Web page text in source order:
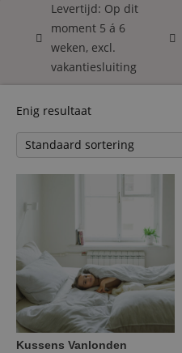
Levertijd: Op dit
moment 5 á 6
weken, excl.
vakantiesluiting
Enig resultaat
Kussens Vanlonden